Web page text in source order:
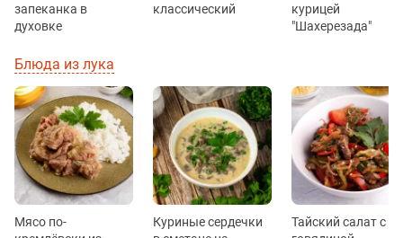
запеканка в
духовке
классический
курицей
"Шахерезада"
Блюда из лука
Мясо по-
Куриные сердечки
Тайский салат с